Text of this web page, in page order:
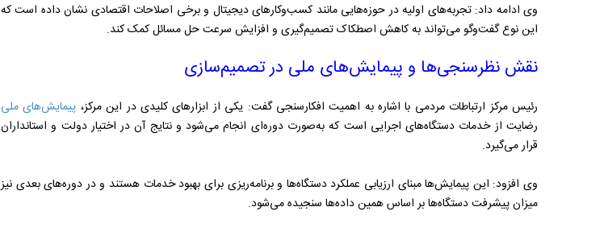
وی ادامه داد: تجربه‌های اولیه در حوزه‌هایی مانند کسب‌وکارهای دیجیتال و برخی اصلاحات اقتصادی نشان داده است که
این نوع گفت‌وگو می‌تواند به کاهش اصطکاک تصمیم‌گیری و افزایش سرعت حل مسائل کمک کند.
نقش نظرسنجی‌ها و پیمایش‌های ملی در تصمیم‌سازی
رئیس مرکز ارتباطات مردمی با اشاره به اهمیت افکارسنجی گفت: یکی از ابزارهای کلیدی در این مرکز، پیمایش‌های ملی
رضایت از خدمات دستگاه‌های اجرایی است که به‌صورت دوره‌ای انجام می‌شود و نتایج آن در اختیار دولت و استانداران
قرار می‌گیرد.
وی افزود: این پیمایش‌ها مبنای ارزیابی عملکرد دستگاه‌ها و برنامه‌ریزی برای بهبود خدمات هستند و در دوره‌های بعدی نیز
میزان پیشرفت دستگاه‌ها بر اساس همین داده‌ها سنجیده می‌شود.